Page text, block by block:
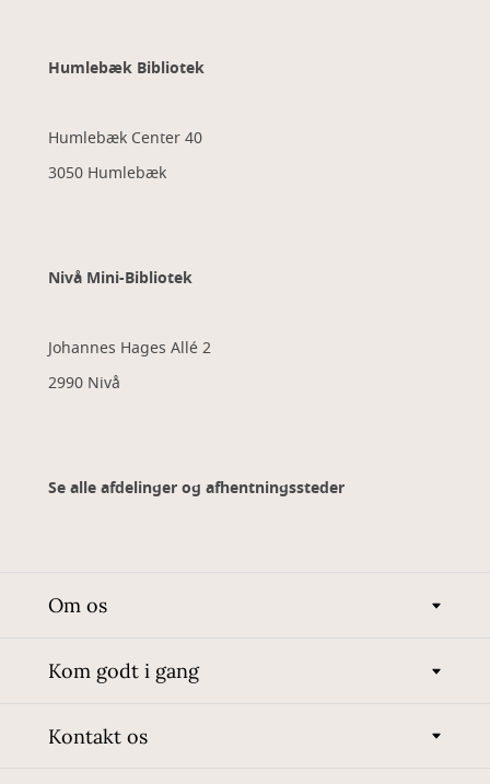
Humlebæk Bibliotek
Humlebæk Center 40
3050 Humlebæk
Nivå Mini-Bibliotek
Johannes Hages Allé 2
2990 Nivå
Se alle afdelinger og afhentningssteder
Om os
Kom godt i gang
Kontakt os